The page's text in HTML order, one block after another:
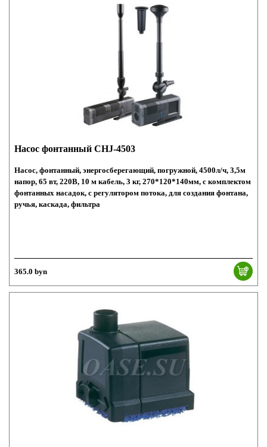
Насос фонтанный CHJ-4503
Насос, фонтанный, энергосберегающий, погружной, 4500л/ч, 3,5м
напор, 65 вт, 220В, 10 м кабель, 3 кг, 270*120*140мм, с комплектом
фонтанных насадок, с регулятором потока, для создания фонтана,
ручья, каскада, фильтра
365.0 byn